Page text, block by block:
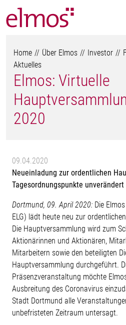
Home Über Elmos Investor
Aktuelles
Elmos: Virtuelle
2020
09.04.2020
Neueinladung zur ordentlichen
Tagesordnungspunkte unverändert
Dortmund, 09. April 2020: Die
ELG) lädt heute neu zur
Die Hauptversammlung wird zum
Aktionärinnen und Aktionären,
Mitarbeitern sowie den beteiligten
Hauptversammlung durchgeführt.
Präsenzveranstaltung möchte
Ausbreitung des Coronavirus
Stadt Dortmund alle
unbefristeten Zeitraum untersagt.